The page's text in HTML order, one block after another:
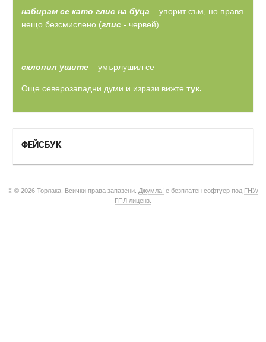
набирам се като глис на буца – упорит съм, но правя
нещо безсмислено (глис - червей)
склопил ушите – умърлушил се
Още северозападни думи и изрази вижте тук.
ФЕЙСБУК
© © 2026 Торлака. Всички права запазени. Джумла! е безплатен софтуер под ГНУ/
ГПЛ лиценз.